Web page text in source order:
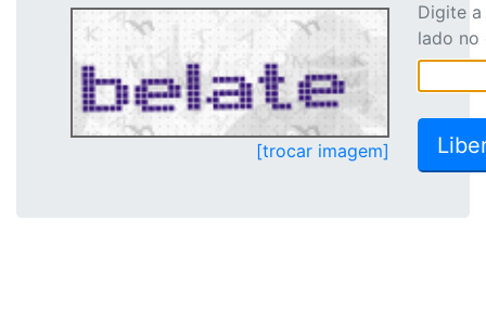
[trocar imagem]
Digite
lado no